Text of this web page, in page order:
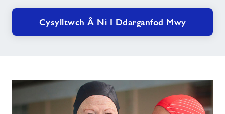
Ynghylch Freedom Leisure
Cysylltwch Â Ni I Ddarganfod Mwy